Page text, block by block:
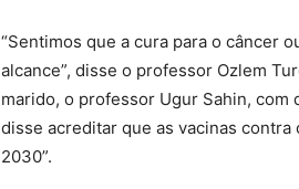
“Sentimos que a cura para o câncer
alcance”, disse o professor Ozlem
marido, o professor Ugur Sahin, com
disse acreditar que as vacinas
2030”.